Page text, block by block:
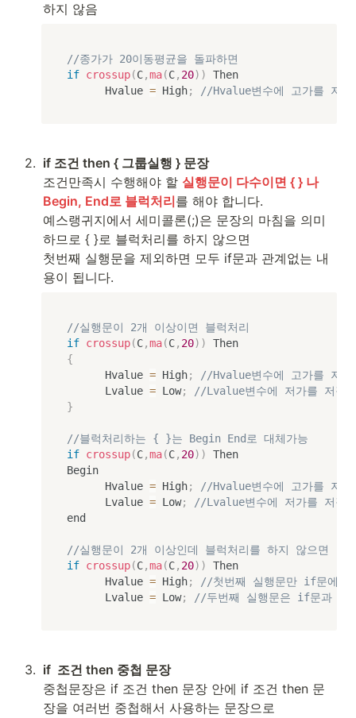
하지 않음
//종가가 20이동평균을 돌파하면
if crossup(C,ma(C, 20) )
Then
			Hvalue
= High; //Hvalue변수에 고가를 저장
2. if 조건 then { 그룹실행 } 문장
조건만족시 수행해야 할 실행문이 다수이면 { } 나
Begin, End로 블럭처리를 해야 합니다.
예스랭귀지에서 세미콜론(;)은 문장의 마침을 의미
하므로 { }로 블럭처리를 하지 않으면
첫번째 실행문을 제외하면 모두 if문과 관계없는 내
용이 됩니다.
//실행문이 2개 이상이면 블럭처리
if crossup(C,ma(C, 20) )
{
			Hvalue
= High;
//Hvalue변수에 고가를 저장
			Lvalue
= Low;
//Lvalue변수에 저가를 저장
}
//블럭처리하는 { }는 Begin End로 대체가능
if crossup(C,ma(C, 20) )
Then
Begin
			Hvalue
= High;
//Hvalue변수에 고가를 저장
			Lvalue
= Low;
//Lvalue변수에 저가를 저장
end
//실행문이 2개 이상인데 블럭처리를 하지 않으면
if crossup(C,ma(C, 20) )
Then
			Hvalue
= High;
//첫번째 실행문만 if문에
			Lvalue
= Low; //두번째 실행문은 if문과 관
3. if  조건 then 중첩 문장
중첩문장은 if 조건 then 문장 안에 if 조건 then 문
장을 여러번 중첩해서 사용하는 문장으로